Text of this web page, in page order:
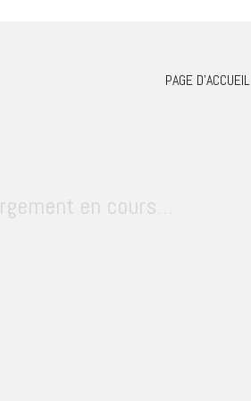
PAGE D’ACCUEIL
en cours…